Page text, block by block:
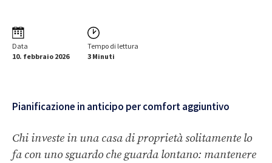
Data
10. febbraio 2026
Tempo di lettura
3 Minuti
Pianificazione in anticipo per comfort aggiuntivo
Chi investe in una casa di proprietà solitamente lo
fa con uno sguardo che guarda lontano: mantenere